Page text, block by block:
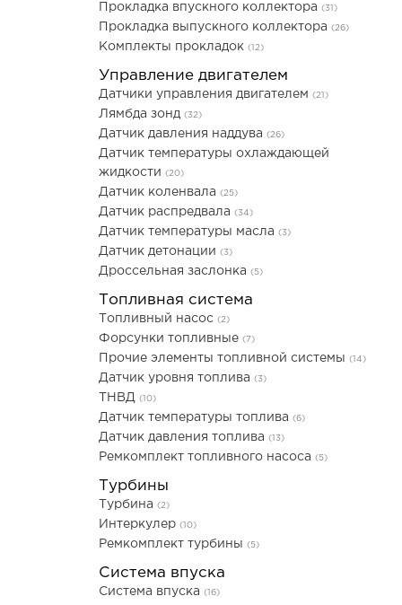
Прокладка впускного коллектора (31)
Прокладка выпускного коллектора (26)
Комплекты прокладок (12)
Управление двигателем
Датчики управления двигателем (21)
Лямбда зонд (32)
Датчик давления наддува (26)
Датчик температуры охлаждающей
жидкости (20)
Датчик коленвала (25)
Датчик распредвала (34)
Датчик температуры масла (3)
Датчик детонации (3)
Дроссельная заслонка (5)
Топливная система
Топливный насос (2)
Форсунки топливные (7)
Прочие элементы топливной системы (14)
Датчик уровня топлива (3)
ТНВД (10)
Датчик температуры топлива (6)
Датчик давления топлива (13)
Ремкомплект топливного насоса (5)
Турбины
Турбина (2)
Интеркулер (10)
Ремкомплект турбины (5)
Система впуска
Система впуска (16)